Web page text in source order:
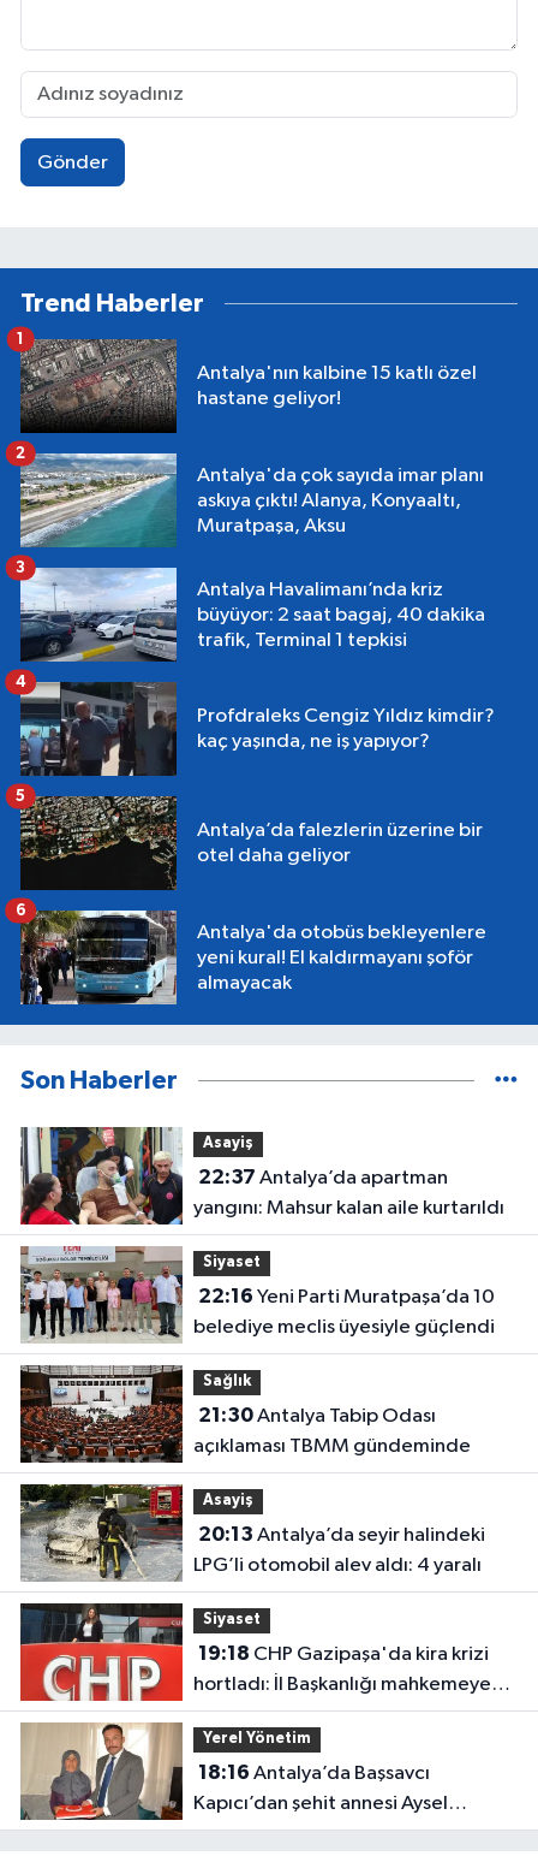
Gönder
Trend Haberler
Antalya'nın kalbine 15 katlı özel
hastane geliyor!
1
Antalya'da çok sayıda imar planı
askıya çıktı! Alanya, Konyaaltı,
Muratpaşa, Aksu
2
Antalya Havalimanı’nda kriz
büyüyor: 2 saat bagaj, 40 dakika
trafik, Terminal 1 tepkisi
3
Profdraleks Cengiz Yıldız kimdir?
kaç yaşında, ne iş yapıyor?
4
Antalya’da falezlerin üzerine bir
otel daha geliyor
5
Antalya'da otobüs bekleyenlere
yeni kural! El kaldırmayanı şoför
almayacak
6
Son Haberler
Asayiş
22:37
yangını: Mahsur kalan aile kurtarıldı
Siyaset
22:16
belediye meclis üyesiyle güçlendi
Sağlık
21:30Antalya Tabip Odası
açıklaması TBMM gündeminde
Asayiş
20:13
LPG’li otomobil alev aldı: 4 yaralı
Siyaset
19:18
hortladı: İl Başkanlığı mahkemeye
gitti
Yerel Yönetim
18:16
Kapıcı’dan şehit annesi Aysel
Belen’e anlamlı ziyaret